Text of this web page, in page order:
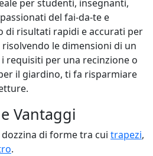
per studenti, insegnanti,
del fai-da-te e
di risultati rapidi e accurati per
le dimensioni di un
requisiti per una recinzione o
il giardino, ti fa risparmiare
Vantaggi
di forme tra cui trapezi,
.